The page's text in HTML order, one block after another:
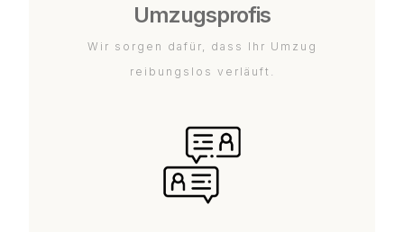
Umzugsprofis
Wir sorgen dafür, dass Ihr Umzug
reibungslos verläuft.